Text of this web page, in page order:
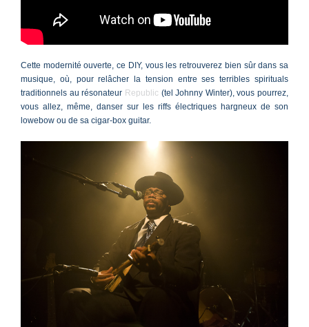
Cette modernité ouverte, ce DIY, vous les retrouverez bien sûr dans sa
musique, où, pour relâcher la tension entre ses terribles spirituals
traditionnels au résonateur Republic(tel Johnny Winter), vous pourrez,
vous allez, même, danser sur les riffs électriques hargneux de son
lowebow ou de sa cigar-box guitar.